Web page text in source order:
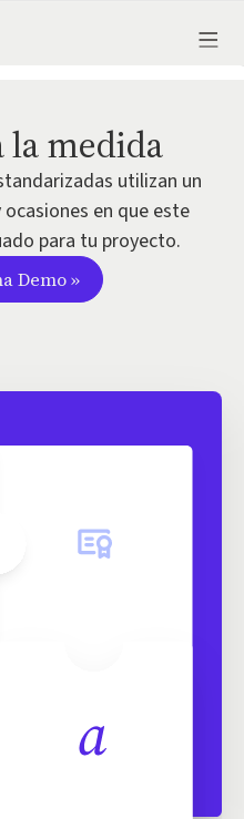
la medida
utilizan un
ocasiones en que este
para tu proyecto.
Demo »